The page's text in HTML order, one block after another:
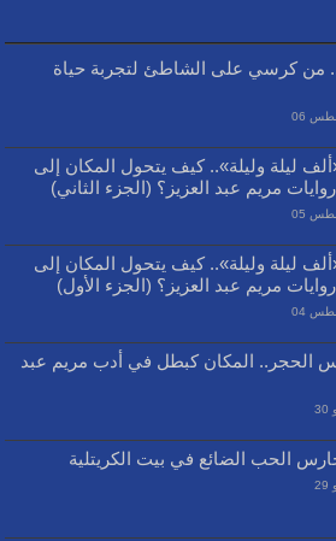
من كرسي على الشاطئ لتجربة حياة
ليلة وليلة».. كيف يتحول المكان إلى
مريم عبد العزيز؟ (الجزء الثاني)
ليلة وليلة».. كيف يتحول المكان إلى
مريم عبد العزيز؟ (الجزء الأول)
الحجر.. المكان كبطل في أدب مريم عبد
الحب الضائع في بيت الكريتلية